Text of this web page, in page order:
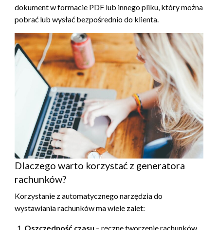
dokument w formacie PDF lub innego pliku, który można
pobrać lub wysłać bezpośrednio do klienta.
Dlaczego warto korzystać z generatora
rachunków?
Korzystanie z automatycznego narzędzia do
wystawiania rachunków ma wiele zalet:
Oszczędność czasu – ręczne tworzenie rachunków